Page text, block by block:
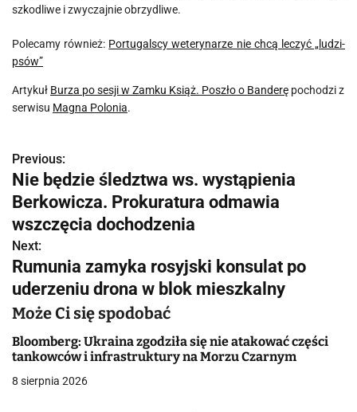
szkodliwe i zwyczajnie obrzydliwe.
Polecamy również: Portugalscy weterynarze nie chcą leczyć „ludzi-
psów”
Artykuł Burza po sesji w Zamku Książ. Poszło o Banderę pochodzi z
serwisu Magna Polonia.
N
a
w
i
g
a
c
j
Previous:
Nie będzie śledztwa ws. wystąpienia
Berkowicza. Prokuratura odmawia
wszczęcia dochodzenia
Next:
Rumunia zamyka rosyjski konsulat po
uderzeniu drona w blok mieszkalny
Może Ci się spodobać
Bloomberg: Ukraina zgodziła się nie atakować części
tankowców i infrastruktury na Morzu Czarnym
8 sierpnia 2026